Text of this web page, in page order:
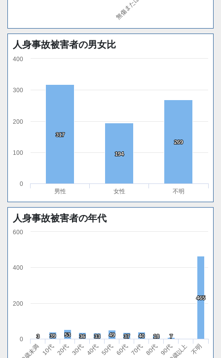
人身事故被害者の男女比
317
317
194
194
269
269
男性 女性 不明
0
100
200
300
400
人身事故被害者の年代
3
3 39
39 53
53 36
36 33
33 49
49 37
37 40
40 18
18 7
7
465
465
10代 20代 30代 40代 50代 60代 70代 80代 90代 不明
0
200
400
600